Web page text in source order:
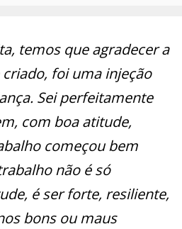
temos que agradecer a
foi uma injeção
Sei perfeitamente
com boa atitude,
começou bem
não é só
é ser forte, resiliente,
bons ou maus